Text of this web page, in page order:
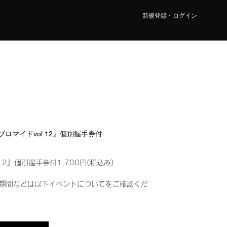
新規登録・ログイン
ロマイドvol.12』個別握手券付
』個別握手券付1,700円(税込み)
間などは以下イベントについてをご確認くだ